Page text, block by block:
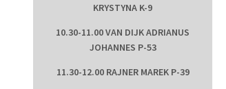
KRYSTYNA K-9
10.30-11.00 VAN DIJK ADRIANUS
JOHANNES P-53
11.30-12.00 RAJNER MAREK P-39